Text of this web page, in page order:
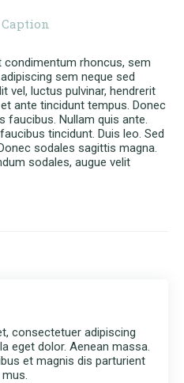
rhoncus, sem
sem neque sed
vel, luctus pulvinar, hendrerit
ante tincidunt tempus. Donec
faucibus. Nullam quis ante.
tincidunt. Duis leo. Sed
sodales sagittis magna.
sodales, augue velit
consectetuer adipiscing
eget dolor. Aenean massa.
et magnis dis parturient